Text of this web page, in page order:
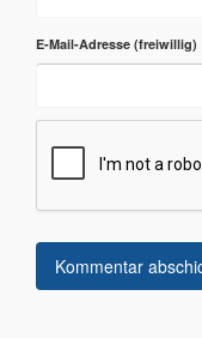
E-Mail-Adresse